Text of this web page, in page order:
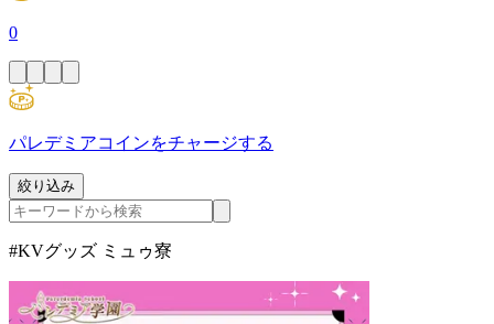
0
パレデミアコインをチャージする
絞り込み
#KVグッズ ミュゥ寮